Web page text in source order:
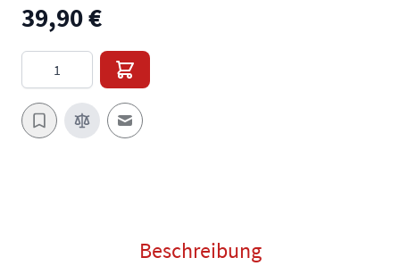
39,90 €
E-Mail an einen Freund
Beschreibung